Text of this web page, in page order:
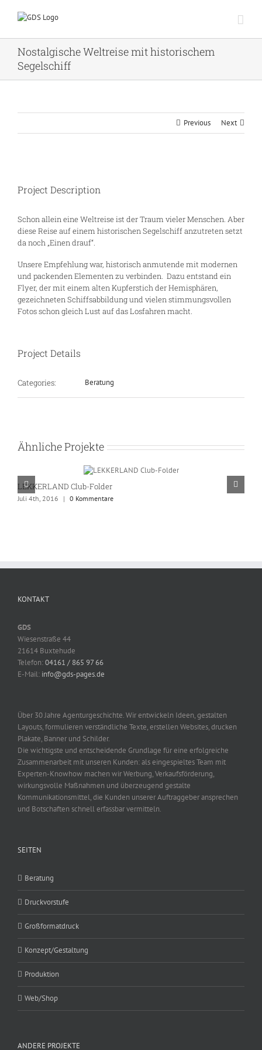
Nostalgische Weltreise mit historischem
Segelschiff
Previous Next
Project Description
Schon allein eine Weltreise ist der Traum vieler Menschen. Aber
diese Reise auf einem historischen Segelschiff anzutreten setzt
da noch „Einen drauf“.
Unsere Empfehlung war, historisch anmutende mit modernen
und packenden Elementen zu verbinden. Dazu entstand ein
Flyer, der mit einem alten Kupferstich der Hemisphären,
gezeichneten Schiffsabbildung und vielen stimmungsvollen
Fotos schon gleich Lust auf das Losfahren macht.
Project Details
Categories: Beratung
Ähnliche Projekte
LEKKERLAND Club-Folder
Juli 4th, 2016 | 0 Kommentare
KONTAKT
GDS
Wiesenstraße 44
21614 Buxtehude
Telefon:04161 / 865 97 66
E-Mail: info@gds-pages.de
Über 30 Jahre Agenturgeschichte. Wir entwickeln Ideen, gestalten
Layouts, formulieren verständliche Texte, erstellen Websites, drucken
Plakate, Banner und Schilder.
Die wichtigste und entscheidende Grundlage für eine erfolgreiche
Zusammenarbeit mit unseren Kunden: als eingespieltes Team mit
Experten-Knowhow machen wir Werbung, Verkaufsförderung,
wirkungsvolle Maßnahmen und überzeugend gestalte
Kommunikationsmittel, die Kunden unserer Auftraggeber ansprechen
und Botschaften schnell erfassbar vermitteln.
SEITEN
Beratung
Druckvorstufe
Großformatdruck
Konzept/Gestaltung
Produktion
Web/Shop
ANDERE PROJEKTE